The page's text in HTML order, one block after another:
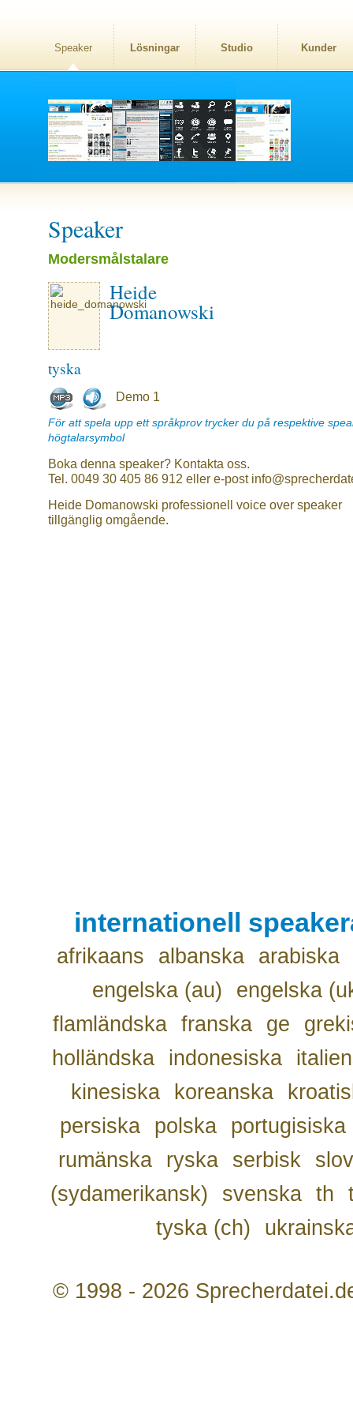
Speaker Lösningar Studio Kunder
Speaker
Modersmålstalare
Heide
Domanowski
tyska
Demo 1
För att spela upp ett språkprov trycker du på respektive
högtalarsymbol
Boka denna speaker? Kontakta oss.
Tel. 0049 30 405 86 912 eller e-post
Heide Domanowski professionell voice over speaker
tillgänglig omgående.
internationell
afrikaans albanska
arabiska
engelska (au)
engelska
flamländska franska ge
holländska
indonesiska
kinesiska
koreanska
persiska
polska
portugisiska
rumänska
ryska serbisk
(sydamerikansk)
svenska th
tyska (ch)
© 1998 - 2026